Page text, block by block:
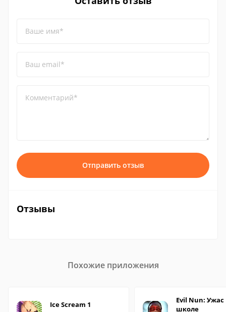
Ваше имя*
Ваш email*
Комментарий*
Отправить отзыв
Отзывы
Похожие приложения
Ice Scream 1
Evil Nun: Ужас
школе